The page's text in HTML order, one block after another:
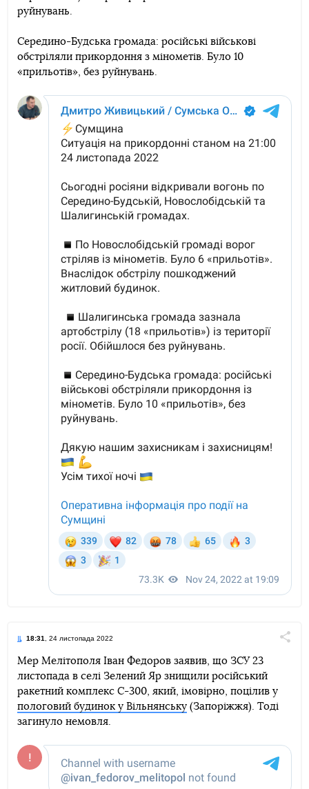
руйнувань.
Середино-Будська громада: російські військові
обстріляли прикордоння з мінометів. Було 10
«прильотів», без руйнувань.
18:31 , 24 листопада 2022
Telegram FacebookTwitter
Мер Мелітополя Іван Федоров заявив, що ЗСУ 23
листопада в селі Зелений Яр знищили російський
ракетний комплекс С-300, який, імовірно, поцілив у
пологовий будинок у Вільнянську (Запоріжжя). Тоді
загинуло немовля.